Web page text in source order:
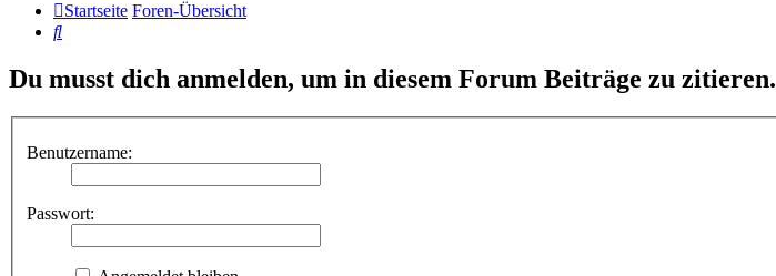
Startseite Foren-Übersicht
Suche
Du musst dich anmelden, um in diesem Forum Beiträge zu zitieren.
Benutzername:
Passwort: